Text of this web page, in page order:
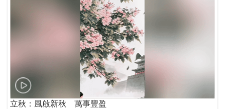
立秋：風啟新秋 萬事豐盈